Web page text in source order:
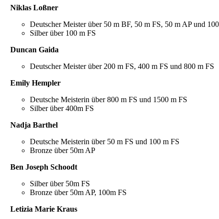
Niklas Loßner
Deutscher Meister über 50 m BF, 50 m FS, 50 m AP und
Silber über 100 m FS
Duncan Gaida
Deutscher Meister über 200 m FS, 400 m FS und 800 m FS
Emily Hempler
Deutsche Meisterin über 800 m FS und 1500 m FS
Silber über 400m FS
Nadja Barthel
Deutsche Meisterin über 50 m FS und 100 m FS
Bronze über 50m AP
Ben Joseph Schoodt
Silber über 50m FS
Bronze über 50m AP, 100m FS
Letizia Marie Kraus